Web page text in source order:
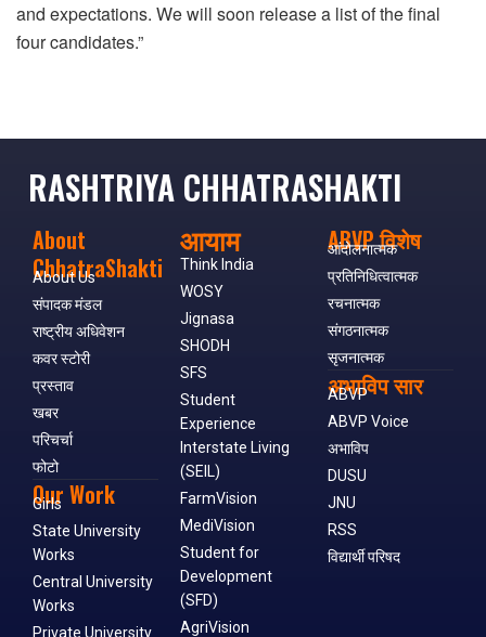
and expectations. We will soon release a list of the final
four candidates.”
RASHTRIYA CHHATRASHAKTI
About
ChhatraShakti
About Us
संपादक मंडल
राष्ट्रीय अधिवेशन
कवर स्टोरी
प्रस्ताव
खबर
परिचर्चा
फोटो
Our Work
Girls
State University
Works
Central University
Works
Private University
आयाम
Think India
WOSY
Jignasa
SHODH
SFS
Student
Experience
Interstate Living
(SEIL)
FarmVision
MediVision
Student for
Development
(SFD)
AgriVision
ABVP विशेष
आंदोलनात्मक
प्रतिनिधित्वात्मक
रचनात्मक
संगठनात्मक
सृजनात्मक
अभाविप सार
ABVP
ABVP Voice
अभाविप
DUSU
JNU
RSS
विद्यार्थी परिषद